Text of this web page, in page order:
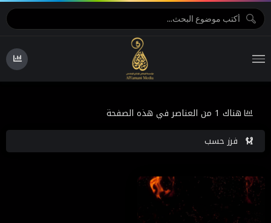
فرز حسب
هناك 1 من العناصر في هذه الصفحة